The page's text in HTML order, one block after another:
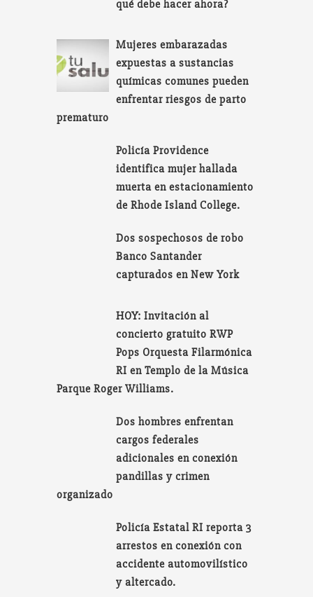
qué debe hacer ahora?
Mujeres embarazadas
expuestas a sustancias
químicas comunes pueden
enfrentar riesgos de parto
prematuro
Policía Providence
identifica mujer hallada
muerta en estacionamiento
de Rhode Island College.
Dos sospechosos de robo
Banco Santander
capturados en New York
HOY: Invitación al
concierto gratuito RWP
Pops Orquesta Filarmónica
RI en Templo de la Música
Parque Roger Williams.
Dos hombres enfrentan
cargos federales
adicionales en conexión
pandillas y crimen
organizado
Policía Estatal RI reporta 3
arrestos en conexión con
accidente automovilístico
y altercado.